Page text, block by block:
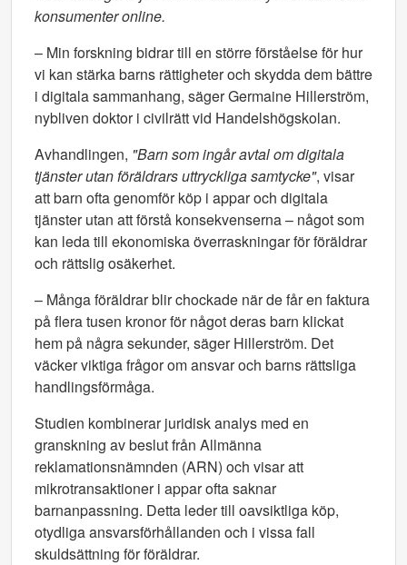
konsumenter online.
– Min forskning bidrar till en större förståelse för hur
vi kan stärka barns rättigheter och skydda dem bättre
i digitala sammanhang, säger Germaine Hillerström,
nybliven doktor i civilrätt vid Handelshögskolan.
Avhandlingen, "Barn som ingår avtal om digitala
tjänster utan föräldrars uttryckliga samtycke", visar
att barn ofta genomför köp i appar och digitala
tjänster utan att förstå konsekvenserna – något som
kan leda till ekonomiska överraskningar för föräldrar
och rättslig osäkerhet.
– Många föräldrar blir chockade när de får en faktura
på flera tusen kronor för något deras barn klickat
hem på några sekunder, säger Hillerström. Det
väcker viktiga frågor om ansvar och barns rättsliga
handlingsförmåga.
Studien kombinerar juridisk analys med en
granskning av beslut från Allmänna
reklamationsnämnden (ARN) och visar att
mikrotransaktioner i appar ofta saknar
barnanpassning. Detta leder till oavsiktliga köp,
otydliga ansvarsförhållanden och i vissa fall
skuldsättning för föräldrar.